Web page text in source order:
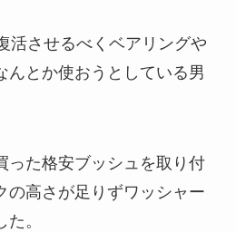
活させるべくベアリングや
んとか使おうとしている男
った格安ブッシュを取り付
の高さが足りずワッシャー
。